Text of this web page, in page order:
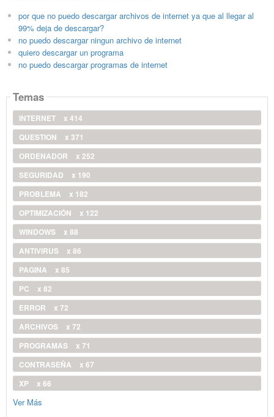
por que no puedo descargar archivos de internet ya que al llegar al
99% deja de descargar?
no puedo descargar ningun archivo de internet
quiero descargar un programa
no puedo descargar programas de internet
Temas
INTERNET
x 414
QUESTION
x 371
ORDENADOR
x 252
SEGURIDAD
x 190
PROBLEMA
x 182
OPTIMIZACIÓN
x 122
WINDOWS
x 88
ANTIVIRUS
x 86
PAGINA
x 85
PC
x 82
ERROR
x 72
ARCHIVOS
x 72
PROGRAMAS
x 71
CONTRASEÑA
x 67
XP
x 66
Ver Más